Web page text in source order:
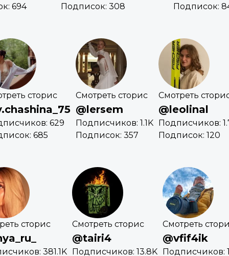
694
Подписок: 308
Подписок:
сторис
629
685
Смотреть сторис
@lersem
Подписчиков: 1.1K
Подписок: 357
Смотреть
@leolinal
Подписчиков:
Подписок: 120
сторис
381.1K
Смотреть сторис
@tairi4
Подписчиков: 13.8K
Смотреть
@vfif4ik
Подписчиков: